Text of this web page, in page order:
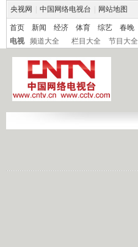
央视网 中国网络电视台 网站地图
首页 新闻 经济 体育 综艺 春晚
电视
频道大全 栏目大全 节目大全